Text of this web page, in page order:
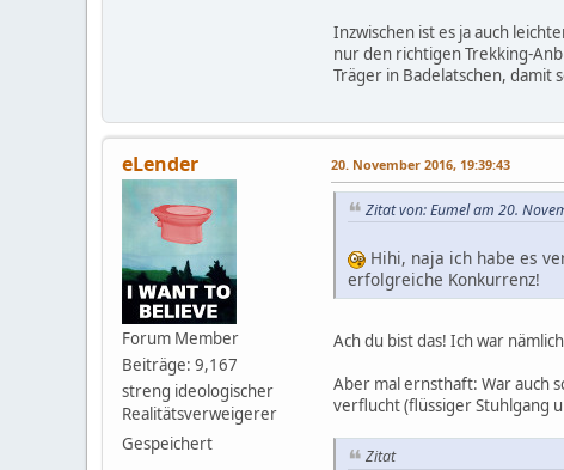
Inzwischen ist es ja auch
nur den richtigen Trekking-
Träger in Badelatschen, damit
eLender
Forum Member
Beiträge: 9,167
streng ideologischer
Realitätsverweigerer
Gespeichert
20. November 2016, 19:39:43
Zitat von: Eumel am 20.
Hihi, naja ich habe es
erfolgreiche Konkurrenz!
Ach du bist das! Ich war
Aber mal ernsthaft: War auch
verflucht (flüssiger Stuhlgang
Zitat